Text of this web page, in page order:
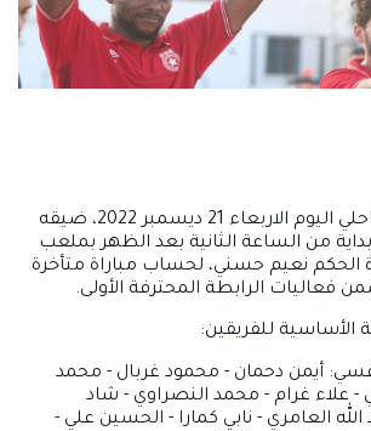
يستقبل النجم الساحلي اليوم الاربعاء 21 ديسمبر 2022، ضيقه
من الساعة الثانية بعد الظهر بملعب
الحكم نعيم حسني، لحساب مباراة متأخرة
فعاليات الرابطة المحترفة الأولى.
الأساسية للفريقين:
أيمن دحمان - محمود غربال - محمد
- علاء غرام - محمد النصراوي - شاد
العامري - نابي كمارا - الحسين علي -